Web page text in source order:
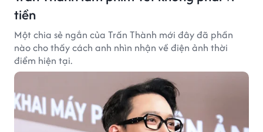
tiền
Một chia sẻ ngắn của Trấn Thành mới đây đã phần
nào cho thấy cách anh nhìn nhận về điện ảnh thời
điểm hiện tại.